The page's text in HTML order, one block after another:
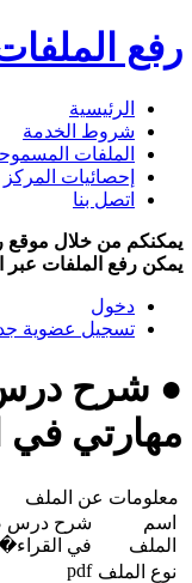
رفع
الرئيسية
شروط الخدمة
الملفات
إحصائيات المركز
اتصل بنا
يمكنكم من خلال موقع
يمكن رفع الملفات عبر
دخول
تسجيل عضوية
● شرح
مهارتي في
معلومات عن الملف
اسم
الملف
شرح درس
في
نوع الملف pdf